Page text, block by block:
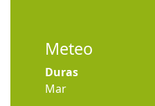
Meteo
Duras
Mar